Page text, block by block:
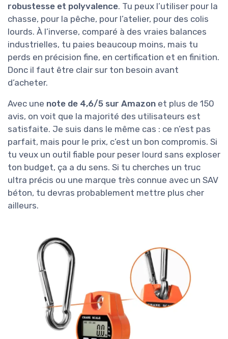
robustesse et polyvalence. Tu peux l’utiliser pour la
chasse, pour la pêche, pour l’atelier, pour des colis
lourds. À l’inverse, comparé à des vraies balances
industrielles, tu paies beaucoup moins, mais tu
perds en précision fine, en certification et en finition.
Donc il faut être clair sur ton besoin avant
d’acheter.
Avec une note de 4,6/5 sur Amazon et plus de 150
avis, on voit que la majorité des utilisateurs est
satisfaite. Je suis dans le même cas : ce n’est pas
parfait, mais pour le prix, c’est un bon compromis. Si
tu veux un outil fiable pour peser lourd sans exploser
ton budget, ça a du sens. Si tu cherches un truc
ultra précis ou une marque très connue avec un SAV
béton, tu devras probablement mettre plus cher
ailleurs.